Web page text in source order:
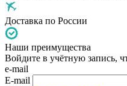
Доставка по России
Наши преимущества
Войдите в учётную запись,
e-mail
E-mail